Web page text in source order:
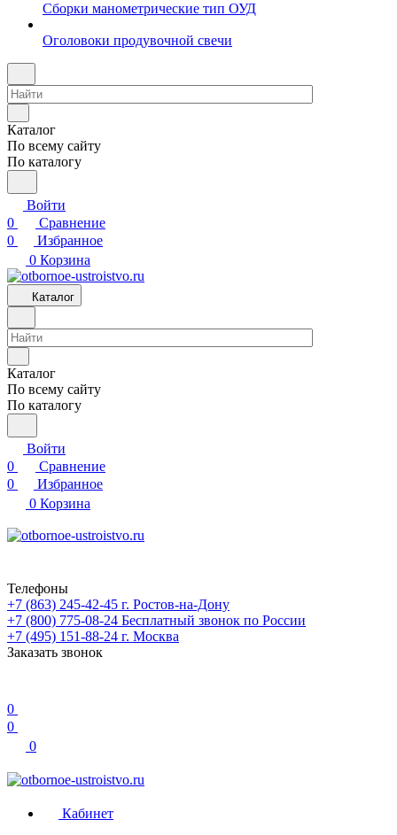
Сборки манометрические тип ОУД
Оголовоки продувочной свечи
Каталог
По всему сайту
По каталогу
Войти
0
Сравнение
0
Избранное
0 Корзина
Каталог
Каталог
По всему сайту
По каталогу
Войти
0
Сравнение
0
Избранное
0 Корзина
Телефоны
+7 (863) 245-42-45 г. Ростов-на-Дону
+7 (800) 775-08-24 Бесплатный звонок по России
+7 (495) 151-88-24 г. Москва
Заказать звонок
0
0
0
Кабинет